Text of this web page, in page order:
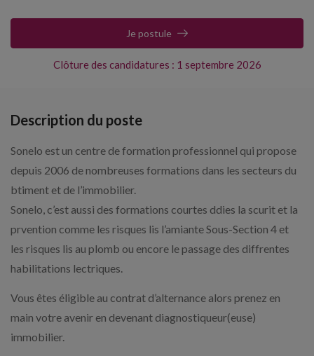
Clôture des candidatures : 1 septembre 2026
Je postule
Description du poste
Sonelo est un centre de formation professionnel qui propose
depuis 2006 de nombreuses formations dans les secteurs du
btiment et de l’immobilier.
Sonelo, c’est aussi des formations courtes ddies la scurit et la
prvention comme les risques lis l’amiante Sous-Section 4 et
les risques lis au plomb ou encore le passage des diffrentes
habilitations lectriques.
Vous êtes éligible au contrat d’alternance alors prenez en
main votre avenir en devenant diagnostiqueur(euse)
immobilier.